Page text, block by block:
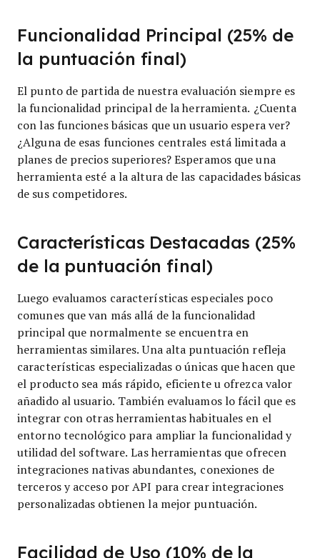
Funcionalidad Principal (25% de
la puntuación final)
El punto de partida de nuestra evaluación siempre es
la funcionalidad principal de la herramienta. ¿Cuenta
con las funciones básicas que un usuario espera ver?
¿Alguna de esas funciones centrales está limitada a
planes de precios superiores? Esperamos que una
herramienta esté a la altura de las capacidades básicas
de sus competidores.
Características Destacadas (25%
de la puntuación final)
Luego evaluamos características especiales poco
comunes que van más allá de la funcionalidad
principal que normalmente se encuentra en
herramientas similares. Una alta puntuación refleja
características especializadas o únicas que hacen que
el producto sea más rápido, eficiente u ofrezca valor
añadido al usuario. También evaluamos lo fácil que es
integrar con otras herramientas habituales en el
entorno tecnológico para ampliar la funcionalidad y
utilidad del software. Las herramientas que ofrecen
integraciones nativas abundantes, conexiones de
terceros y acceso por API para crear integraciones
personalizadas obtienen la mejor puntuación.
Facilidad de Uso (10% de la